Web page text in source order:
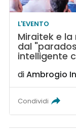
L'EVENTO
Miraitek e la
dal
intelligente
diAmbrogio
Condividi